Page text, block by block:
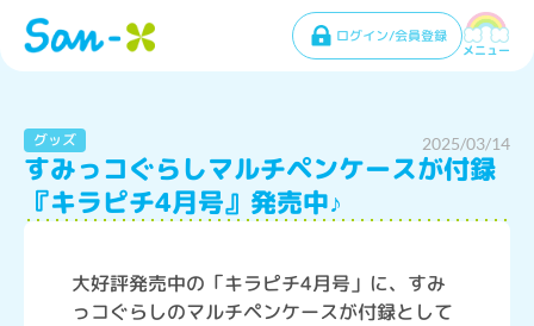
ログイン/会員登録
メニュー
グッズ 2025/03/14
すみっコぐらしマルチペンケースが付録
『キラピチ4月号』発売中♪
大好評発売中の「キラピチ4月号」に、すみ
っコぐらしのマルチペンケースが付録として